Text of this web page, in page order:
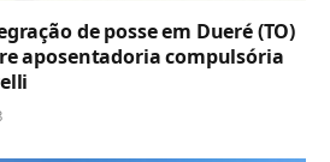
de posse em Dueré (TO)
aposentadoria compulsória